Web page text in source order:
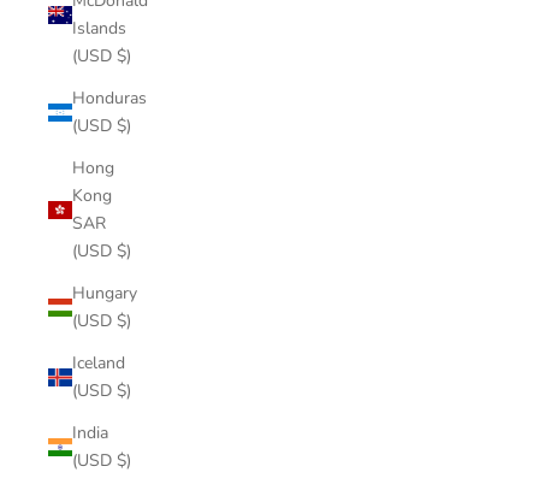
Islands
(USD $)
Honduras
(USD $)
Hong
Kong
SAR
(USD $)
Hungary
(USD $)
Iceland
(USD $)
India
(USD $)